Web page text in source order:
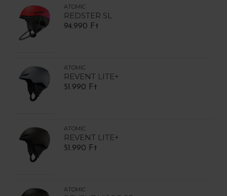
ATOMIC
REDSTER SL
94.990 Ft
ATOMIC
REVENT LITE+
51.990 Ft
ATOMIC
REVENT LITE+
51.990 Ft
ATOMIC